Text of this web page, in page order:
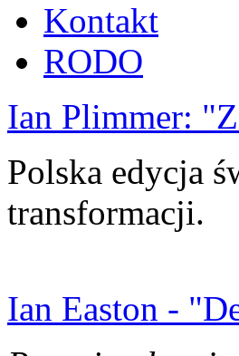
Kontakt
RODO
Ian Plimmer:
Polska edycja
transformacji.
Ian Easton -